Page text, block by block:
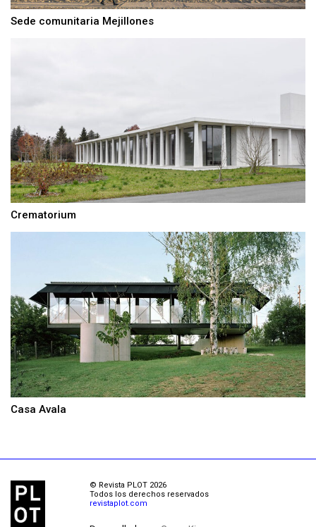
Sede comunitaria Mejillones
Crematorium
Casa Avala
© Revista PLOT 2026
Todos los derechos reservados
revistaplot.com